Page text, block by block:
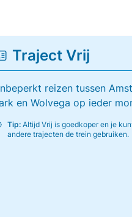
Traject Vrij
reizen tussen
en Wolvega op ieder
Tip:Altijd Vrij is goedkoper en je
andere trajecten de trein gebruiken.